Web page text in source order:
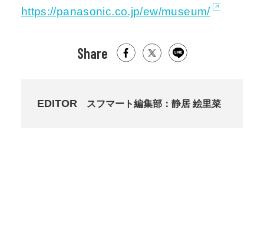
https://panasonic.co.jp/ew/museum/
Share
EDITOR スフマート編集部：静居 絵里菜